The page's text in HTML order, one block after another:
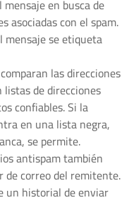
en busca de
asociadas con el spam.
mensaje se etiqueta
las direcciones
de direcciones
confiables. Si la
en una lista negra,
se permite.
antispam también
correo del remitente.
un historial de enviar